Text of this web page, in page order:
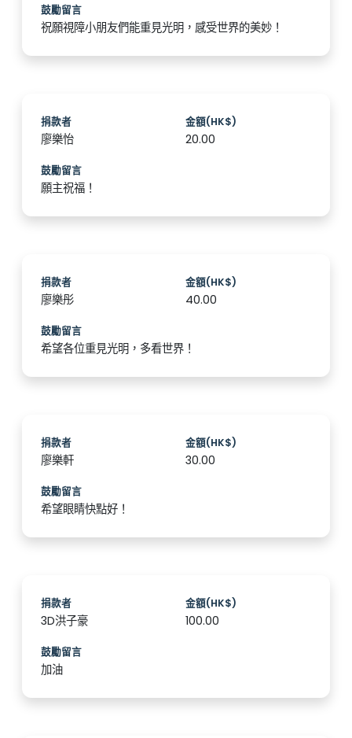
鼓勵留言
祝願視障小朋友們能重見光明，感受世界的美妙！
捐款者
廖樂怡
金額(HK$)
20.00
鼓勵留言
願主祝福！
捐款者
廖樂彤
金額(HK$)
40.00
鼓勵留言
希望各位重見光明，多看世界！
捐款者
廖樂軒
金額(HK$)
30.00
鼓勵留言
希望眼睛快點好！
捐款者
3D洪子豪
金額(HK$)
100.00
鼓勵留言
加油